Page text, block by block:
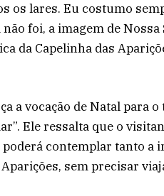
os lares. Eu costumo
foi, a imagem de Nossa
da Capelinha das
a vocação de Natal para
Ele ressalta que o
contemplar tanto a
sem precisar